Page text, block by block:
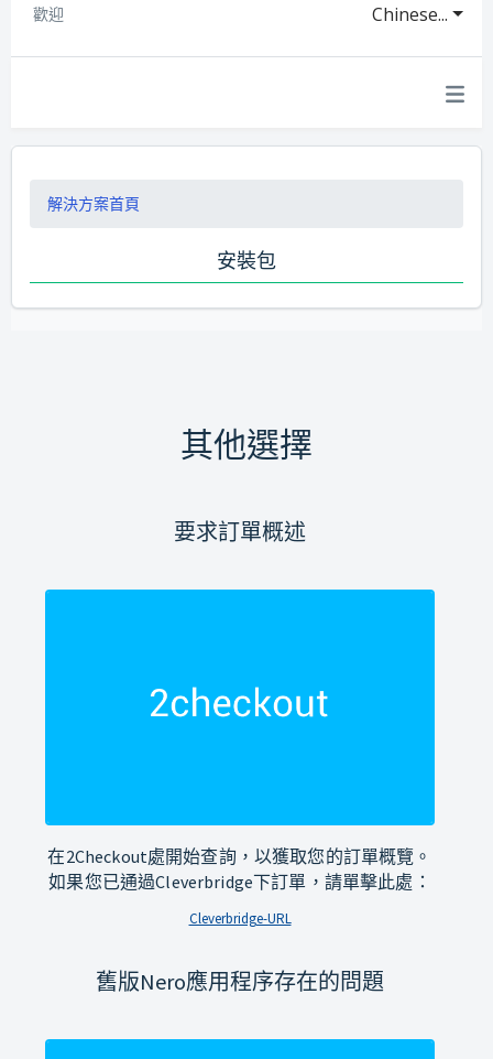
Chinese...
歡迎
解決方案首頁
安裝包
其他選擇
要求訂單概述
在2Checkout處開始查詢，以獲取您的訂單概覽。
如果您已通過Cleverbridge下訂單，請單擊此處：
Cleverbridge-URL
舊版Nero應用程序存在的問題